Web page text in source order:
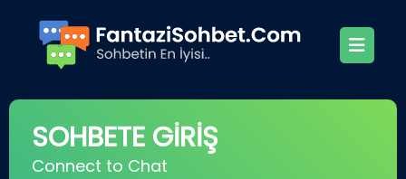
SOHBETE GİRİŞ
Connect to Chat